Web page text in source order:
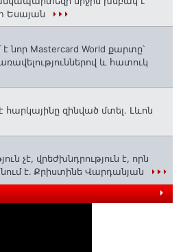
Եսայան
է նոր Mastercard World քարտը՝
և հատուկ
հարկայինը զինված մտել. Լևոն
չէ, վրեժխնդրություն է, որն
է․ Քրիստինե Վարդանյան